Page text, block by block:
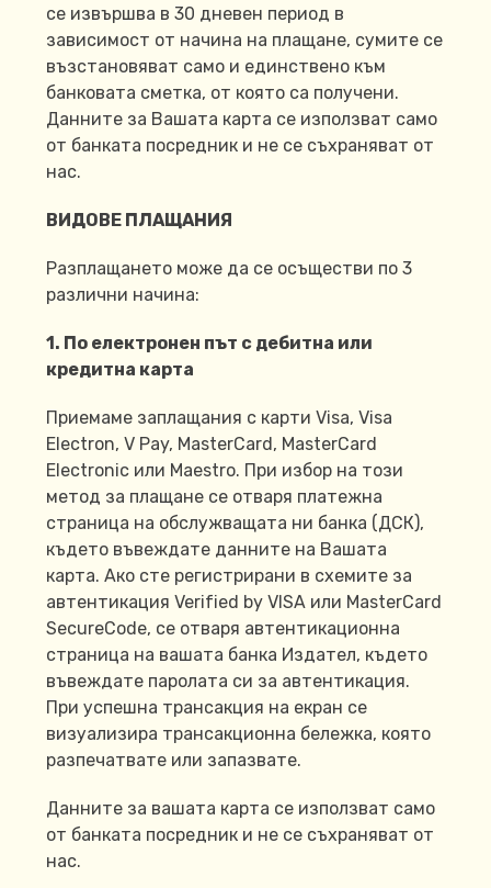
се извършва в 30 дневен период в
зависимост от начина на плащане, сумите се
възстановяват само и единствено към
банковата сметка, от която са получени.
Данните за Вашата карта се използват само
от банката посредник и не се съхраняват от
нас.
ВИДОВЕ ПЛАЩАНИЯ
Разплащането може да се осъществи по 3
различни начина:
1. По електронен път с дебитна или
кредитна карта
Приемаме заплащания с карти Visa, Visa
Electron, V Pay, MasterCard, MasterCard
Electronic или Maestro. При избор на този
метод за плащане се отваря платежна
страница на обслужващата ни банка (ДСК),
където въвеждате данните на Вашата
карта. Ако сте регистрирани в схемите за
автентикация Verified by VISA или MasterCard
SecureCode, се отваря автентикационна
страница на вашата банка Издател, където
въвеждате паролата си за автентикация.
При успешна трансакция на екран се
визуализира трансакционна бележка, която
разпечатвате или запазвате.
Данните за вашата карта се използват само
от банката посредник и не се съхраняват от
нас.